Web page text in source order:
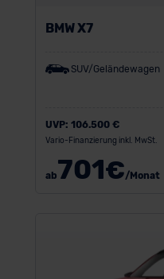
BMW X7
SUV/Geländewagen
UVP: 106.500 €
Vario-Finanzierung inkl. MwSt.
ab701€/Monat